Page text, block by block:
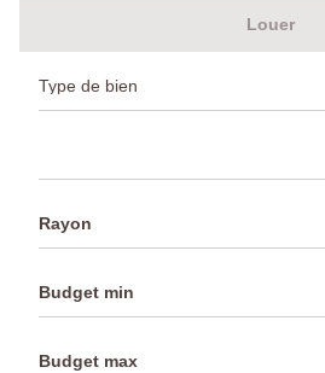
Louer
Rayon